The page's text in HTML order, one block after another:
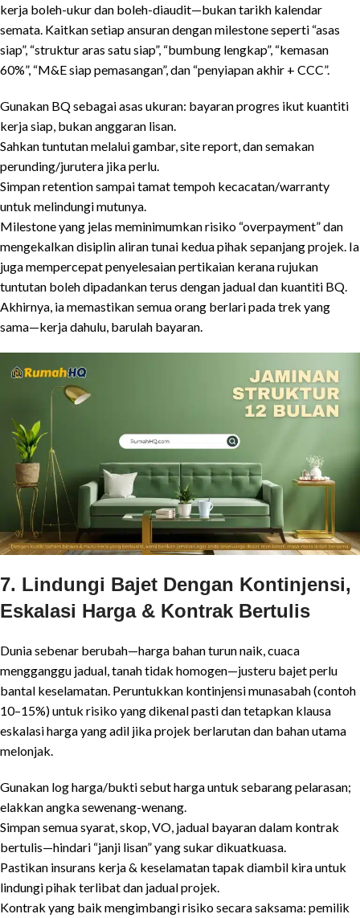
kerja boleh-ukur dan boleh-diaudit—bukan tarikh kalendar
semata. Kaitkan setiap ansuran dengan milestone seperti “asas
siap”, “struktur aras satu siap”, “bumbung lengkap”, “kemasan
60%”, “M&E siap pemasangan”, dan “penyiapan akhir + CCC”.
Gunakan BQ sebagai asas ukuran: bayaran progres ikut kuantiti
kerja siap, bukan anggaran lisan.
Sahkan tuntutan melalui gambar, site report, dan semakan
perunding/jurutera jika perlu.
Simpan retention sampai tamat tempoh kecacatan/warranty
untuk melindungi mutunya.
Milestone yang jelas meminimumkan risiko “overpayment” dan
mengekalkan disiplin aliran tunai kedua pihak sepanjang projek. Ia
juga mempercepat penyelesaian pertikaian kerana rujukan
tuntutan boleh dipadankan terus dengan jadual dan kuantiti BQ.
Akhirnya, ia memastikan semua orang berlari pada trek yang
sama—kerja dahulu, barulah bayaran.
7. Lindungi Bajet Dengan Kontinjensi,
Eskalasi Harga & Kontrak Bertulis
Dunia sebenar berubah—harga bahan turun naik, cuaca
mengganggu jadual, tanah tidak homogen—justeru bajet perlu
bantal keselamatan. Peruntukkan kontinjensi munasabah (contoh
10–15%) untuk risiko yang dikenal pasti dan tetapkan klausa
eskalasi harga yang adil jika projek berlarutan dan bahan utama
melonjak.
Gunakan log harga/bukti sebut harga untuk sebarang pelarasan;
elakkan angka sewenang-wenang.
Simpan semua syarat, skop, VO, jadual bayaran dalam kontrak
bertulis—hindari “janji lisan” yang sukar dikuatkuasa.
Pastikan insurans kerja & keselamatan tapak diambil kira untuk
lindungi pihak terlibat dan jadual projek.
Kontrak yang baik mengimbangi risiko secara saksama: pemilik